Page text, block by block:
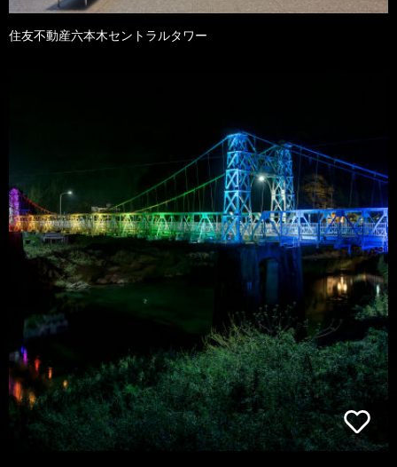
住友不動産六本木セントラルタワー